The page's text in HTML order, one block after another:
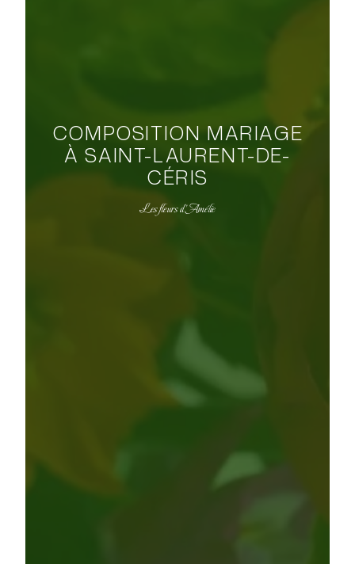
COMPOSITION MARIAGE
À SAINT-LAURENT-DE-
CÉRIS
Les fleurs d'Amélie